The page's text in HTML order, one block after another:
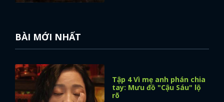
x
ĐĂNG NHẬP
BÀI MỚI NHẤT
Tập 4 Vì mẹ anh phán chia
tay: Mưu đồ "Cậu Sáu" lộ
rõ